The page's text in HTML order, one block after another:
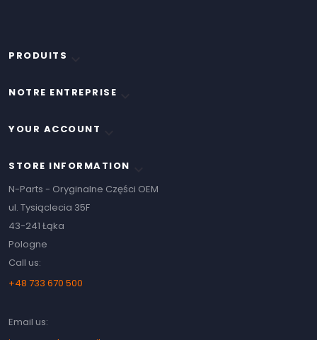
PRODUITS
NOTRE ENTREPRISE
YOUR ACCOUNT
STORE INFORMATION
N-Parts - Oryginalne Części OEM
ul. Tysiąclecia 35F
43-241 Łąka
Pologne
Call us:
+48 733 670 500
Email us: